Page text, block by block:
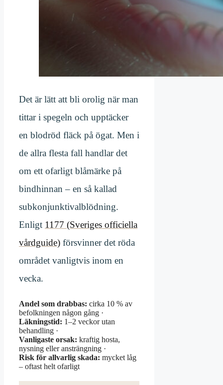
Det är lätt att bli orolig när man
tittar i spegeln och upptäcker
en blodröd fläck på ögat. Men i
de allra flesta fall handlar det
om ett ofarligt blåmärke på
bindhinnan – en så kallad
subkonjunktivalblödning.
Enligt 1177 (Sveriges officiella
vårdguide) försvinner det röda
området vanligtvis inom en
vecka.
Andel som drabbas: cirka 10 % av
befolkningen någon gång ·
Läkningstid: 1–2 veckor utan
behandling ·
Vanligaste orsak: kraftig hosta,
nysning eller ansträngning ·
Risk för allvarlig skada: mycket låg
– oftast helt ofarligt